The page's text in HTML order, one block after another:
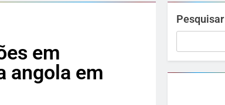
em
angola em
Pesquisar